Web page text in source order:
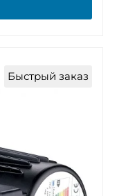
Быстрый заказ